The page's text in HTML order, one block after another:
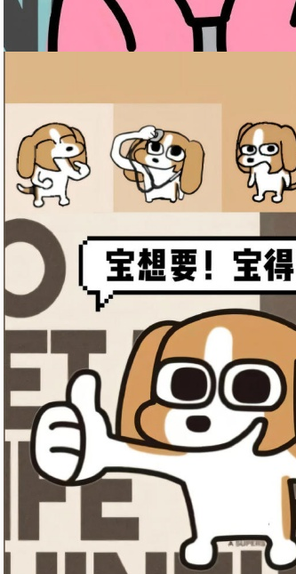
13978 2023-01-12 08:12:04
2023国庆节好看全面屏壁纸带字 如果奇
迹有颜色那么一定是中国红